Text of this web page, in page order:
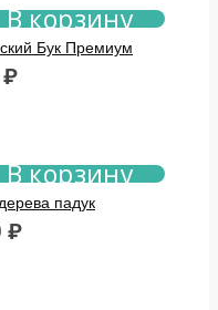
В корзину
Бук Премиум
₽
В корзину
падук
₽